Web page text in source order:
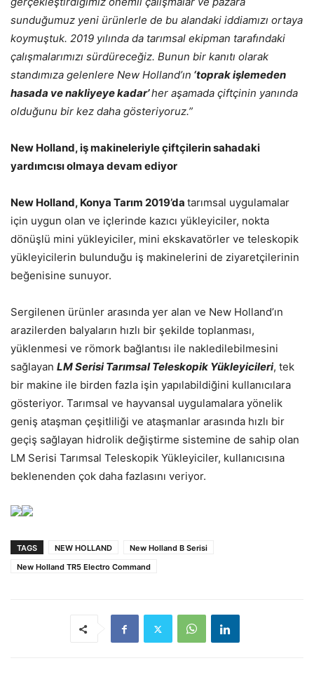
sunduğumuz yeni ürünlerle de bu alandaki iddiamızı ortaya
koymuştuk. 2019 yılında da tarımsal ekipman tarafındaki
çalışmalarımızı sürdüreceğiz. Bunun bir kanıtı olarak
standımıza gelenlere New Holland’ın ‘toprak işlemeden
hasada ve nakliyeye kadar’her aşamada çiftçinin yanında
olduğunu bir kez daha gösteriyoruz.”
New Holland, iş makineleriyle çiftçilerin sahadaki
yardımcısı olmaya devam ediyor
New Holland, Konya Tarım 2019’da tarımsal uygulamalar
için uygun olan ve içlerinde kazıcı yükleyiciler, nokta
dönüşlü mini yükleyiciler, mini ekskavatörler ve teleskopik
yükleyicilerin bulunduğu iş makinelerini de ziyaretçilerinin
beğenisine sunuyor.
Sergilenen ürünler arasında yer alan ve New Holland’ın
arazilerden balyaların hızlı bir şekilde toplanması,
yüklenmesi ve römork bağlantısı ile nakledilebilmesini
sağlayan LM Serisi Tarımsal Teleskopik Yükleyicileri, tek
bir makine ile birden fazla işin yapılabildiğini kullanıcılara
gösteriyor. Tarımsal ve hayvansal uygulamalara yönelik
geniş ataşman çeşitliliği ve ataşmanlar arasında hızlı bir
geçiş sağlayan hidrolik değiştirme sistemine de sahip olan
LM Serisi Tarımsal Teleskopik Yükleyiciler, kullanıcısına
beklenenden çok daha fazlasını veriyor.
TAGS NEW HOLLAND
New Holland B Serisi
New Holland TR5 Electro Command